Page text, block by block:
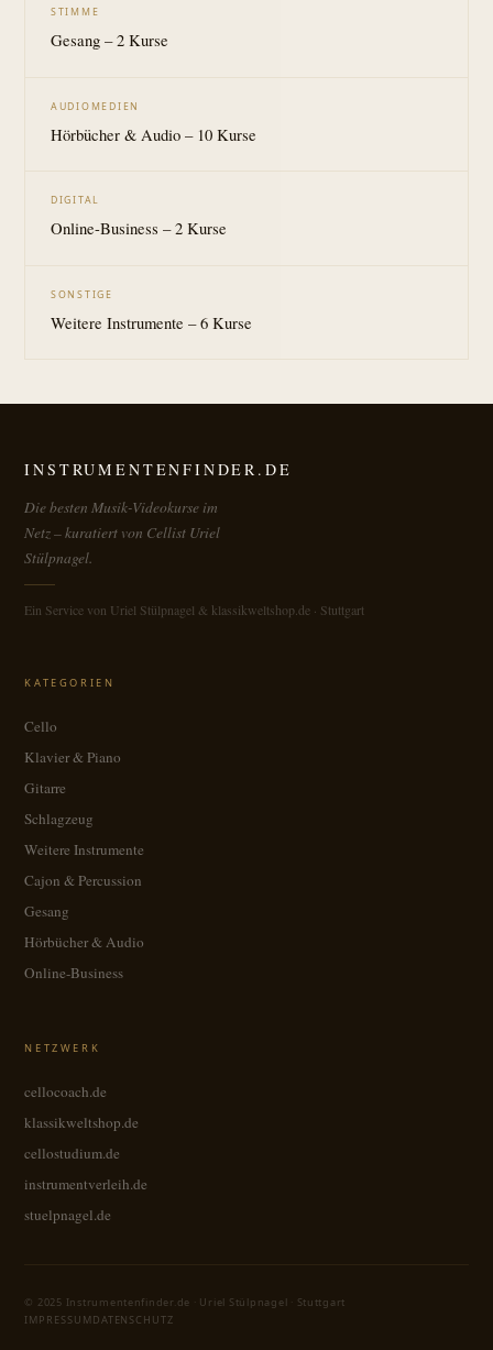
STIMME
Gesang – 2 Kurse
AUDIOMEDIEN
Hörbücher & Audio – 10 Kurse
DIGITAL
Online-Business – 2 Kurse
SONSTIGE
Weitere Instrumente – 6 Kurse
INSTRUMENTENFINDER.DE
Die besten Musik-Videokurse im
Netz – kuratiert von Cellist Uriel
Stülpnagel.
Ein Service von Uriel Stülpnagel & klassikweltshop.de · Stuttgart
KATEGORIEN
Cello
Klavier & Piano
Gitarre
Schlagzeug
Weitere Instrumente
Cajon & Percussion
Gesang
Hörbücher & Audio
Online-Business
NETZWERK
cellocoach.de
klassikweltshop.de
cellostudium.de
instrumentverleih.de
stuelpnagel.de
© 2025 Instrumentenfinder.de · Uriel Stülpnagel · Stuttgart
IMPRESSUMDATENSCHUTZ